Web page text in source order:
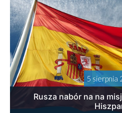
5 sierpnia
Rusza nabór na na